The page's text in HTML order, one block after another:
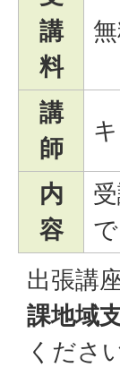
講
料
講
師
内
容
出張講
課地域
くださ